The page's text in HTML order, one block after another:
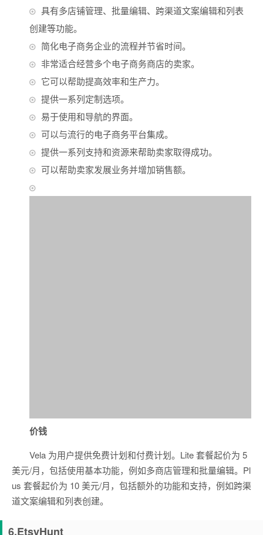
具有多店铺管理、批量编辑、跨渠道文案编辑和列表
创建等功能。
简化电子商务企业的流程并节省时间。
非常适合经营多个电子商务商店的卖家。
它可以帮助提高效率和生产力。
提供一系列定制选项。
易于使用和导航的界面。
可以与流行的电子商务平台集成。
提供一系列支持和资源来帮助卖家取得成功。
可以帮助卖家发展业务并增加销售额。
价钱
Vela 为用户提供免费计划和付费计划。Lite 套餐起价为 5
美元/月，包括使用基本功能，例如多商店管理和批量编辑。Pl
us 套餐起价为 10 美元/月，包括额外的功能和支持，例如跨渠
道文案编辑和列表创建。
6.EtsyHunt